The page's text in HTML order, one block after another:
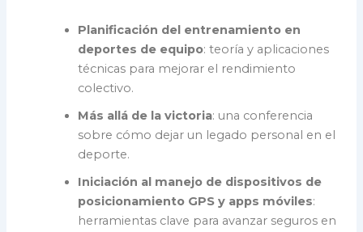
Planificación del entrenamiento en
deportes de equipo: teoría y aplicaciones
técnicas para mejorar el rendimiento
colectivo.
Más allá de la victoria: una conferencia
sobre cómo dejar un legado personal en el
deporte.
Iniciación al manejo de dispositivos de
posicionamiento GPS y apps móviles:
herramientas clave para avanzar seguros en